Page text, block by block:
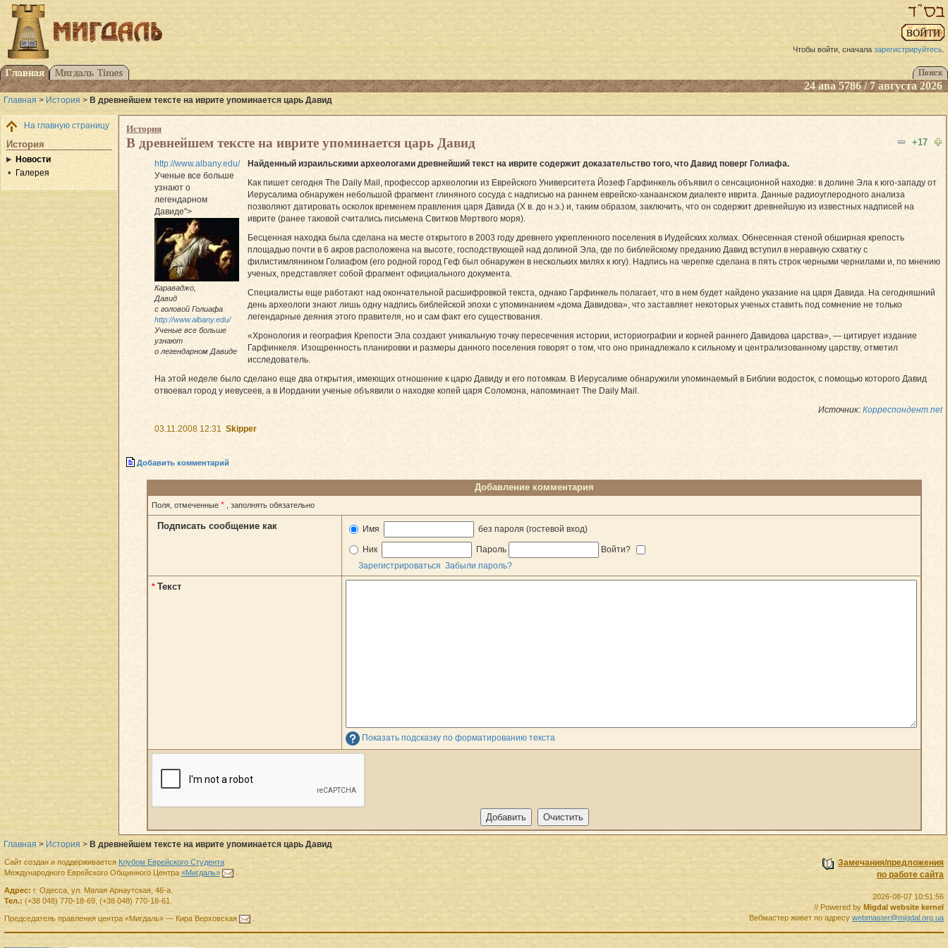
Чтобы войти, сначала зарегистрируйтесь.
24 ава 5786 / 7 августа 2026
Главная > История > В древнейшем тексте на иврите упоминается царь Давид
На главную страницу
История
Новости
Галерея
История
+17
В древнейшем тексте на иврите упоминается царь Давид
http://www.albany.edu/
Ученые все больше
узнают о
легендарном
Давиде">
Караваджо,
Давид
с головой Голиафа
http://www.albany.edu/
Ученые все больше
узнают
о легендарном Давиде
Найденный израильскими археологами древнейший текст на иврите содержит доказательство того, что Давид поверг Голиафа.
Как пишет сегодня The Daily Mail, профессор археологии из Еврейского Университета Йозеф Гарфинкель объявил о сенсационной находке: в долине Эла к юго-западу от
Иерусалима обнаружен небольшой фрагмент глиняного сосуда с надписью на раннем еврейско-ханаанском диалекте иврита. Данные радиоуглеродного анализа
позволяют датировать осколок временем правления царя Давида (X в. до н.э.) и, таким образом, заключить, что он содержит древнейшую из известных надписей на
иврите (ранее таковой считались письмена Свитков Мертвого моря).
Бесценная находка была сделана на месте открытого в 2003 году древнего укрепленного поселения в Иудейских холмах. Обнесенная стеной обширная крепость
площадью почти в 6 акров расположена на высоте, господствующей над долиной Эла, где по библейскому преданию Давид вступил в неравную схватку с
филистимлянином Голиафом (его родной город Геф был обнаружен в нескольких милях к югу). Надпись на черепке сделана в пять строк черными чернилами и, по мнению
ученых, представляет собой фрагмент официального документа.
Специалисты еще работают над окончательной расшифровкой текста, однако Гарфинкель полагает, что в нем будет найдено указание на царя Давида. На сегодняшний
день археологи знают лишь одну надпись библейской эпохи с упоминанием «дома Давидова», что заставляет некоторых ученых ставить под сомнение не только
легендарные деяния этого правителя, но и сам факт его существования.
«Хронология и география Крепости Эла создают уникальную точку пересечения истории, историографии и корней раннего Давидова царства», — цитирует издание
Гарфинкеля. Изощренность планировки и размеры данного поселения говорят о том, что оно принадлежало к сильному и централизованному царству, отметил
исследователь.
На этой неделе было сделано еще два открытия, имеющих отношение к царю Давиду и его потомкам. В Иерусалиме обнаружили упоминаемый в Библии водосток, с помощью которого Давид
отвоевал город у иевусеев, а в Иордании ученые объявили о находке копей царя Соломона, напоминает The Daily Mail.
Источник: Корреспондент.net
03.11.2008 12:31
Skipper
Добавить комментарий
Добавление комментария
Поля, отмеченные * , заполнять обязательно
Подписать сообщение как Имя без пароля (гостевой вход)
Ник Пароль
Войти?
Зарегистрироваться Забыли пароль?
* Текст
Показать подсказку по форматированию текста
Главная > История > В древнейшем тексте на иврите упоминается царь Давид
Замечания/предложения
по работе сайта
2026-08-07 10:51:56
// Powered by Migdal website kernel
Вебмастер живет по адресуwebmaster@migdal.org.ua
Сайт создан и поддерживается Клубом Еврейского Студента
Международного Еврейского Общинного Центра «Мигдаль»
Адрес: г. Одесса, ул. Малая Арнаутская, 46-а.
Тел.: (+38 048) 770-18-69, (+38 048) 770-18-61
Председатель правленияцентра «Мигдаль»— Кира Верховская